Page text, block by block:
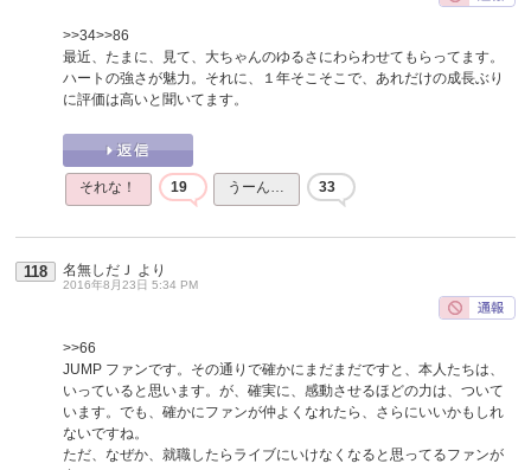
>>34>>86
最近、たまに、見て、大ちゃんのゆるさにわらわせてもらってます。
ハートの強さが魅力。それに、１年そこそこで、あれだけの成長ぶり
に評価は高いと聞いてます。
それな！ 19 うーん… 33
118 名無しだＪ より
2016年8月23日 5:34 PM
>>66
JUMP ファンです。その通りで確かにまだまだですと、本人たちは、
いっていると思います。が、確実に、感動させるほどの力は、ついて
います。でも、確かにファンが仲よくなれたら、さらにいいかもしれ
ないですね。
ただ、なぜか、就職したらライブにいけなくなると思ってるファンが